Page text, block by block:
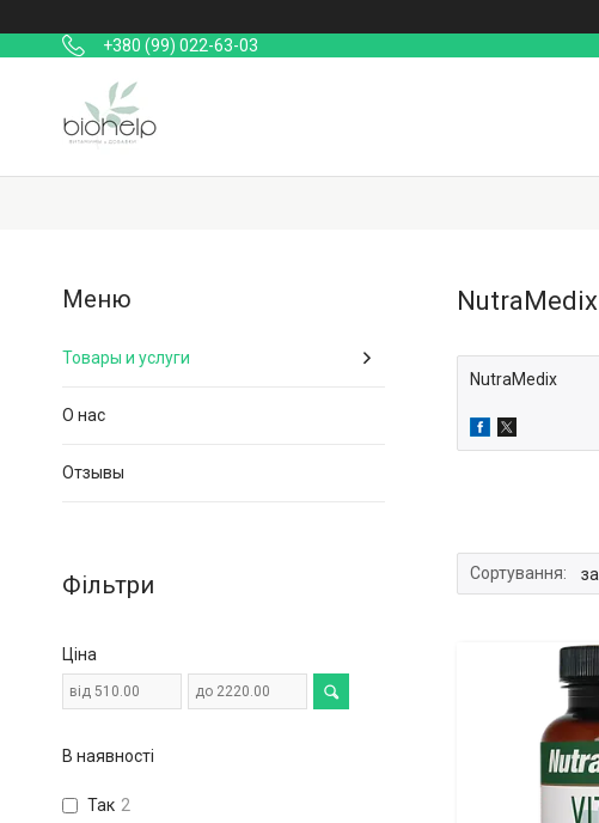
+380 (99) 022-63-03
NutraMedix
NutraMedix
Товары и услуги
О нас
Отзывы
Фільтри
Ціна
В наявності
Так 2